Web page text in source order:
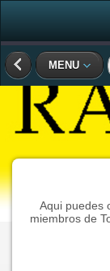
MENU
Aqui puedes
miembros de